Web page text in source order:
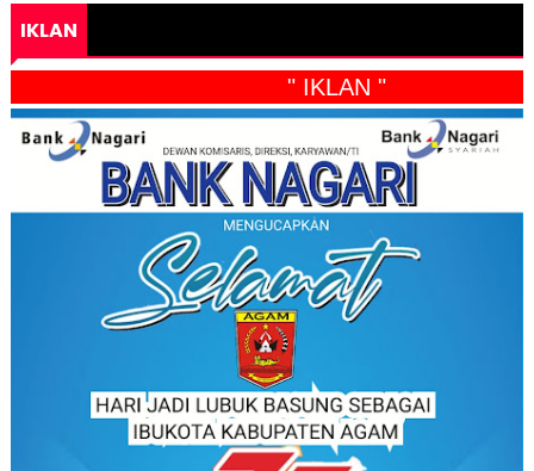
IKLAN
" IKLAN "